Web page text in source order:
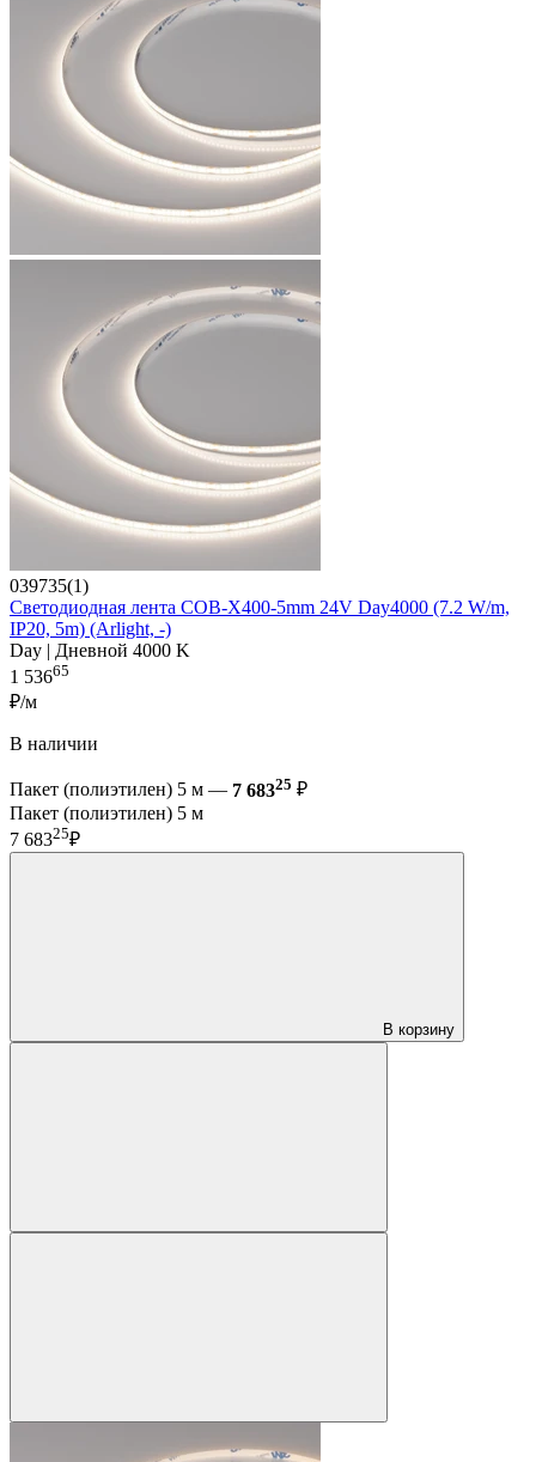
039735(1)
Светодиодная лента COB-X400-5mm 24V Day4000 (7.2 W/m,
IP20, 5m) (Arlight, -)
Day | Дневной 4000 K
1 53665
₽/м
В наличии
Пакет (полиэтилен) 5 м — 7 68325 ₽
Пакет (полиэтилен) 5 м
7 68325₽
В корзину